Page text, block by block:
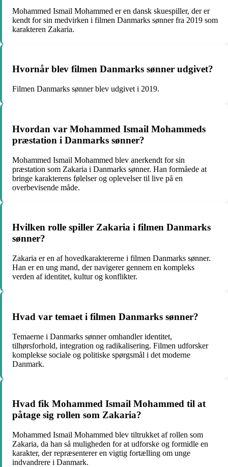
Mohammed Ismail Mohammed er en dansk skuespiller, der er
kendt for sin medvirken i filmen Danmarks sønner fra 2019 som
karakteren Zakaria.
Hvornår blev filmen Danmarks sønner udgivet?
Filmen Danmarks sønner blev udgivet i 2019.
Hvordan var Mohammed Ismail Mohammeds
præstation i Danmarks sønner?
Mohammed Ismail Mohammed blev anerkendt for sin
præstation som Zakaria i Danmarks sønner. Han formåede at
bringe karakterens følelser og oplevelser til live på en
overbevisende måde.
Hvilken rolle spiller Zakaria i filmen Danmarks
sønner?
Zakaria er en af hovedkaraktererne i filmen Danmarks sønner.
Han er en ung mand, der navigerer gennem en kompleks
verden af identitet, kultur og konflikter.
Hvad var temaet i filmen Danmarks sønner?
Temaerne i Danmarks sønner omhandler identitet,
tilhørsforhold, integration og radikalisering. Filmen udforsker
komplekse sociale og politiske spørgsmål i det moderne
Danmark.
Hvad fik Mohammed Ismail Mohammed til at
påtage sig rollen som Zakaria?
Mohammed Ismail Mohammed blev tiltrukket af rollen som
Zakaria, da han så muligheden for at udforske og formidle en
karakter, der repræsenterer en vigtig fortælling om unge
indvandrere i Danmark.